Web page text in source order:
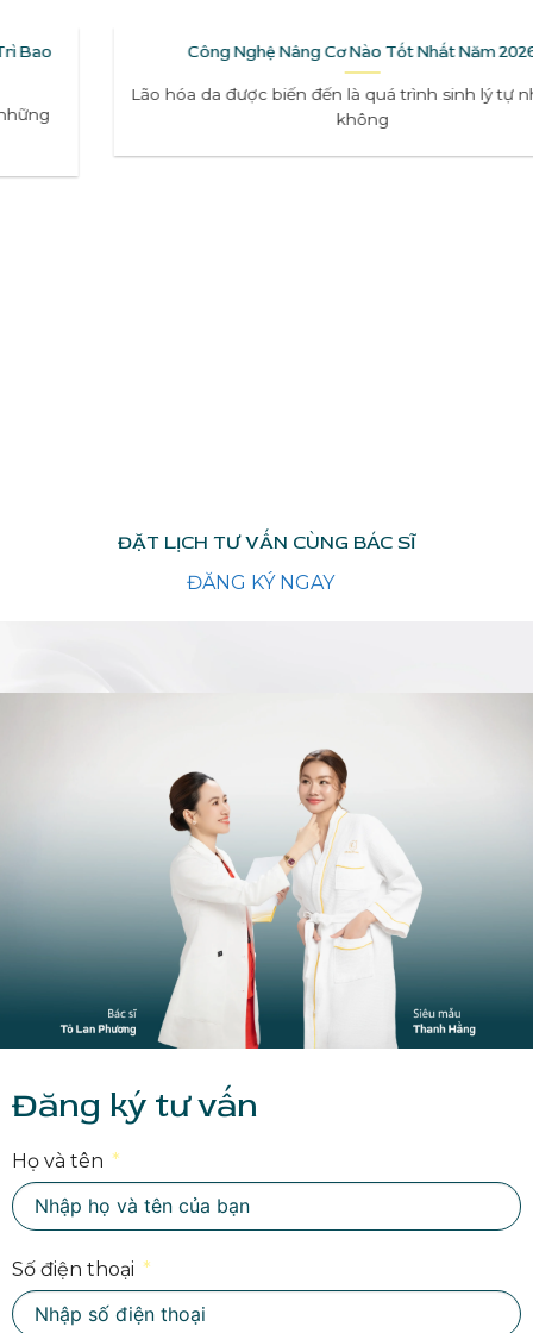
Công Nghệ Nâng Cơ Nào Tốt Nhất Năm 2026
Lão hóa da được biến đến là quá trình sinh lý tự nhiên mà
ĐẶT LỊCH TƯ VẤN CÙNG BÁC SĨ
ĐĂNG KÝ NGAY
Đăng ký tư vấn
Họ và tên
Số điện thoại